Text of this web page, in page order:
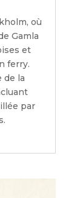
où
Gamla
et
ferry.
de la
par